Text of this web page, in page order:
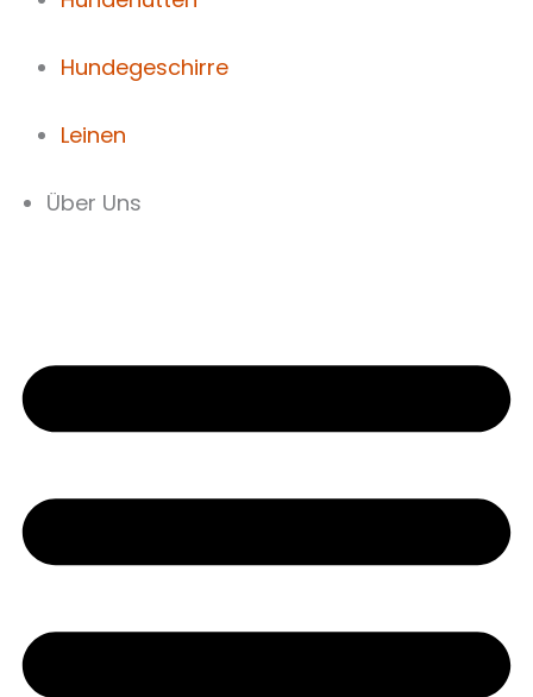
Hundegeschirre
Leinen
Über Uns